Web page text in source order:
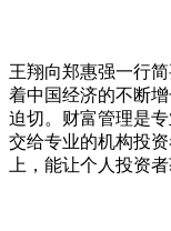
王翔向郑惠强一行
着中国经济的不断
迫切。财富管理是
交给专业的机构投
上，能让个人投资